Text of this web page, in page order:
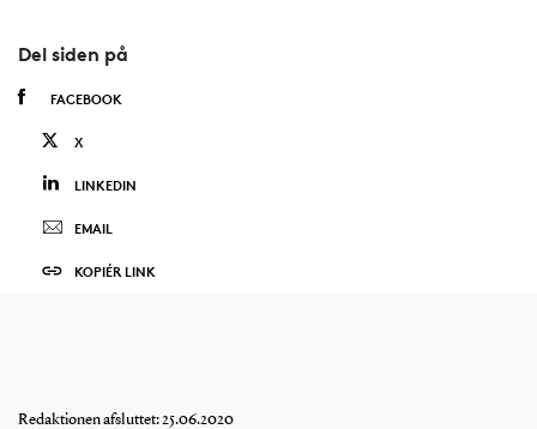
Del siden på
FACEBOOK
X
LINKEDIN
EMAIL
KOPIÉR LINK
Redaktionen afsluttet: 25.06.2020